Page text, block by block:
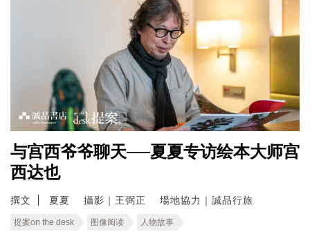
与宫西爷爷聊天──夏夏专访绘本大师宫
西达也
撰文 夏夏 攝影｜王弼正 場地協力｜誠品行旅
提案on the desk 图像阅读 人物故事